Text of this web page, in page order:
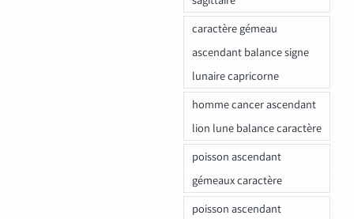
caractère gémeau
ascendant balance signe
lunaire capricorne
homme cancer ascendant
lion lune balance caractère
poisson ascendant
gémeaux caractère
poisson ascendant